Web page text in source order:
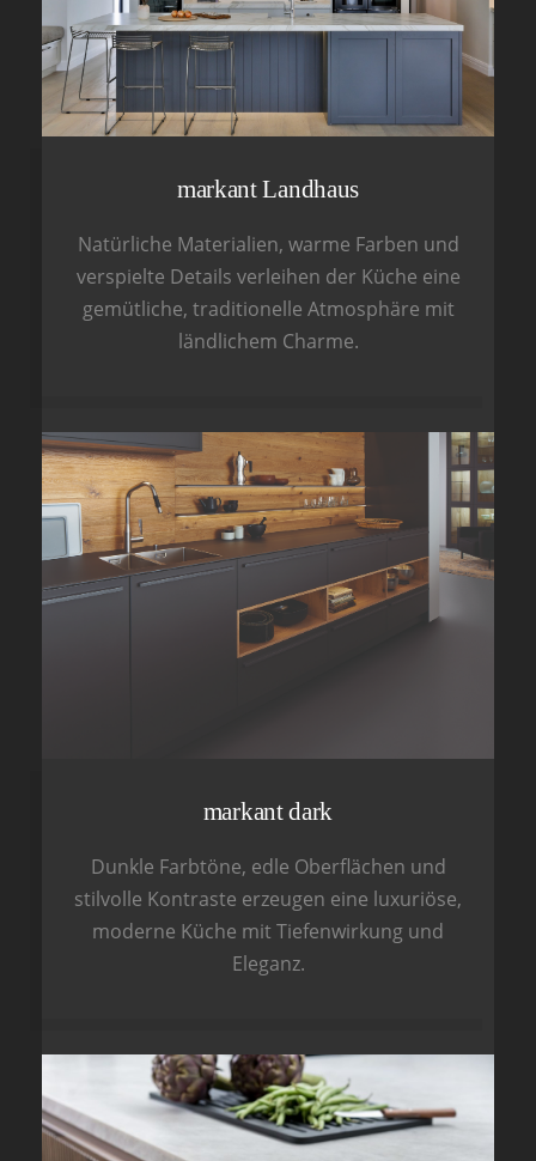
markant Landhaus
Natürliche Materialien, warme Farben und
verspielte Details verleihen der Küche eine
gemütliche, traditionelle Atmosphäre mit
ländlichem Charme.
markant dark
Dunkle Farbtöne, edle Oberflächen und
stilvolle Kontraste erzeugen eine luxuriöse,
moderne Küche mit Tiefenwirkung und
Eleganz.